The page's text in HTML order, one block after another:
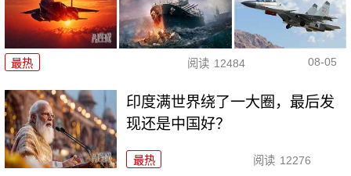
最热 阅读 12484 08-05
印度满世界绕了一大圈，最后发
现还是中国好？
最热 阅读 12276